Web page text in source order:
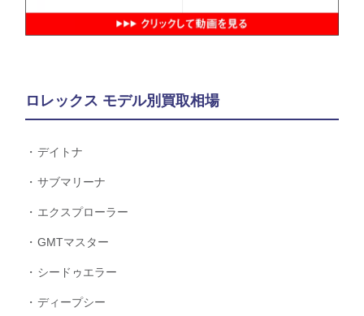
ロレックス モデル別買取相場
デイトナ
サブマリーナ
エクスプローラー
GMTマスター
シードゥエラー
ディープシー